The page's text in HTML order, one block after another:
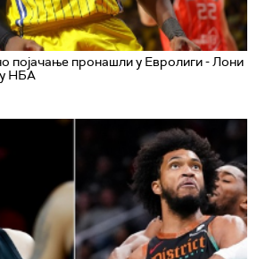
појачање пронашли у Евролиги - Лони
НБА